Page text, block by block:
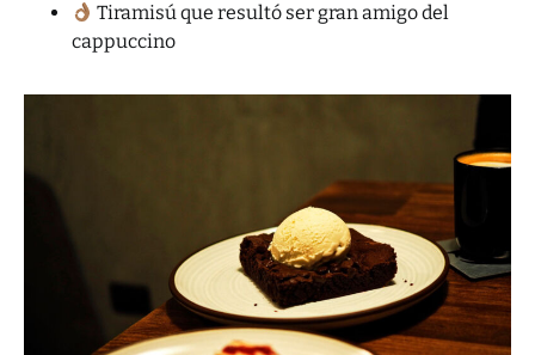
Tiramisú que resultó ser gran amigo del
cappuccino